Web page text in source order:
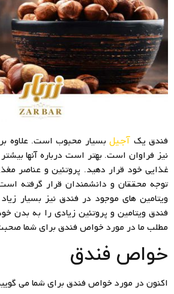
فندق یک آجیلبسیار محبوب است. علاوه
نیز فراوان است. بهتر است درباره آنها بیشتر
غذایی خود قرار دهید. پروتئین و عناصر
توجه محققان و دانشمندان قرار گرفته
ویتامین های موجود در فندق نیز بسیار
فندق ویتامین و پروتئین زیادی را به بدن
مطلب ما در مورد خواص فندق برای شما
خواص فندق
اکنون در مورد خواص فندق برای شما می